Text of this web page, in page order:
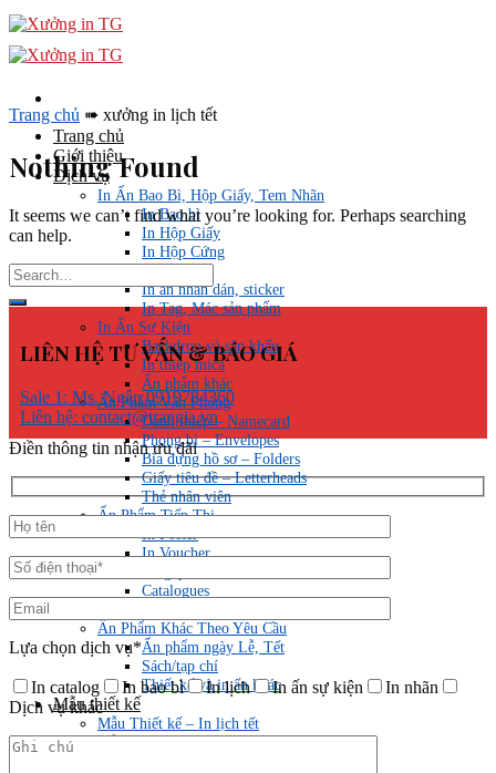
Skip
to
content
Trang chủ
Giới thiệu
Dịch vụ
In Ấn Bao Bì, Hộp Giấy, Tem Nhãn
In Bao bì
In Hộp Giấy
In Hộp Cứng
In Túi giấy
In ấn nhãn dán, sticker
In Tag, Mác sản phẩm
In Ấn Sự Kiện
Backdrop và sân khấu
In thiệp mica
Ấn phẩm khác
Ấn Phẩm Văn Phòng
Danh thiếp – Namecard
Phong bì – Envelopes
Bìa đựng hồ sơ – Folders
Giấy tiêu đề – Letterheads
Thẻ nhân viên
Ấn Phẩm Tiếp Thị
In Poster
In Voucher
Catalogues
Ấn Phẩm Khác Theo Yêu Cầu
Ấn phẩm ngày Lễ, Tết
Sách/tạp chí
Thiết kế và in ấn khác
Mẫu thiết kế
Mẫu Thiết kế – In lịch tết
Mẫu thiết kế Hồ sơ năng lực
Trang chủ ➠ xưởng in lịch tết
Nothing Found
It seems we can’t find what you’re looking for. Perhaps searching
can help.
LIÊN HỆ TƯ VẤN & BÁO GIÁ
Sale 1: Ms. Ngân 0919784360
Liên hệ: contact@trangia.vn
Điền thông tin nhận ưu đãi
Lựa chọn dịch vụ*
In catalog In bao bì In lịch In ấn sự kiện
In nhãn
Dịch vụ khác